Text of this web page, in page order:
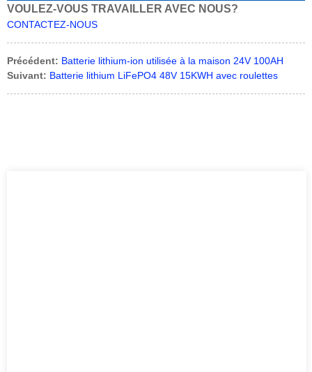
VOULEZ-VOUS TRAVAILLER AVEC NOUS?
CONTACTEZ-NOUS
Précédent: Batterie lithium-ion utilisée à la maison 24V 100AH
Suivant: Batterie lithium LiFePO4 48V 15KWH avec roulettes